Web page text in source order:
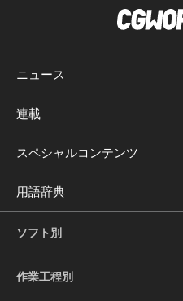
ニュース
連載
スペシャルコンテンツ
用語辞典
ソフト別
作業工程別